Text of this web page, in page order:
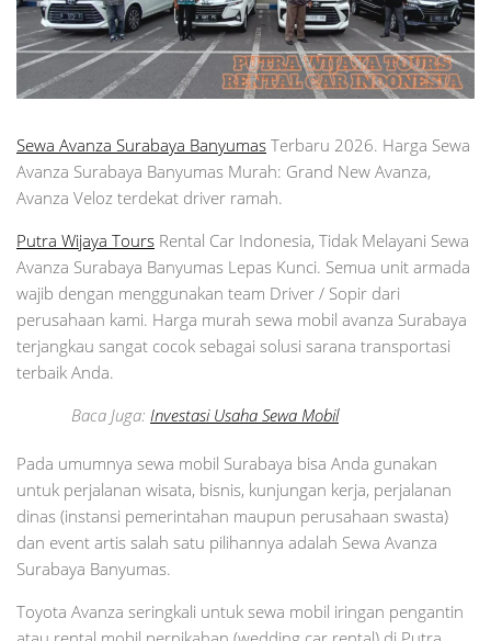
Sewa Avanza Surabaya Banyumas Terbaru 2026. Harga Sewa
Avanza Surabaya Banyumas Murah: Grand New Avanza,
Avanza Veloz terdekat driver ramah.
Putra Wijaya Tours Rental Car Indonesia, Tidak Melayani Sewa
Avanza Surabaya Banyumas Lepas Kunci. Semua unit armada
wajib dengan menggunakan team Driver / Sopir dari
perusahaan kami. Harga murah sewa mobil avanza Surabaya
terjangkau sangat cocok sebagai solusi sarana transportasi
terbaik Anda.
Baca Juga: Investasi Usaha Sewa Mobil
Pada umumnya sewa mobil Surabaya bisa Anda gunakan
untuk perjalanan wisata, bisnis, kunjungan kerja, perjalanan
dinas (instansi pemerintahan maupun perusahaan swasta)
dan event artis salah satu pilihannya adalah Sewa Avanza
Surabaya Banyumas.
Toyota Avanza seringkali untuk sewa mobil iringan pengantin